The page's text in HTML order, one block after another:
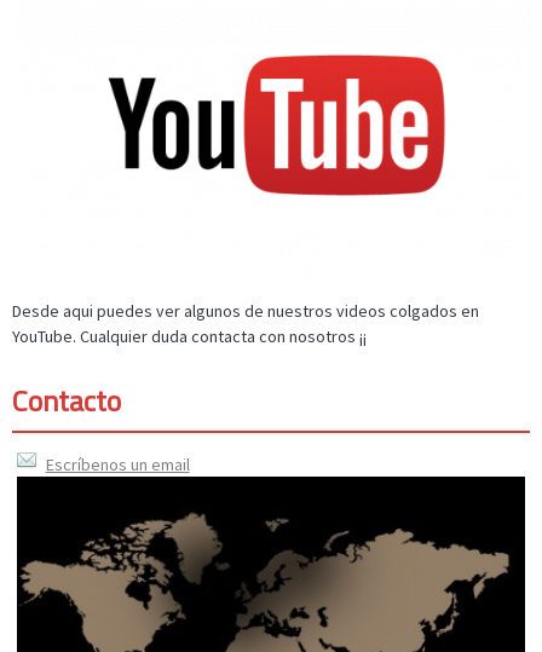
Desde aqui puedes ver algunos de nuestros videos colgados en
YouTube. Cualquier duda contacta con nosotros ¡¡
Contacto
Escríbenos un email